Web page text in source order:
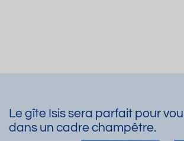
Le gîte Isis sera parfait pour
dans un cadre champêtre.